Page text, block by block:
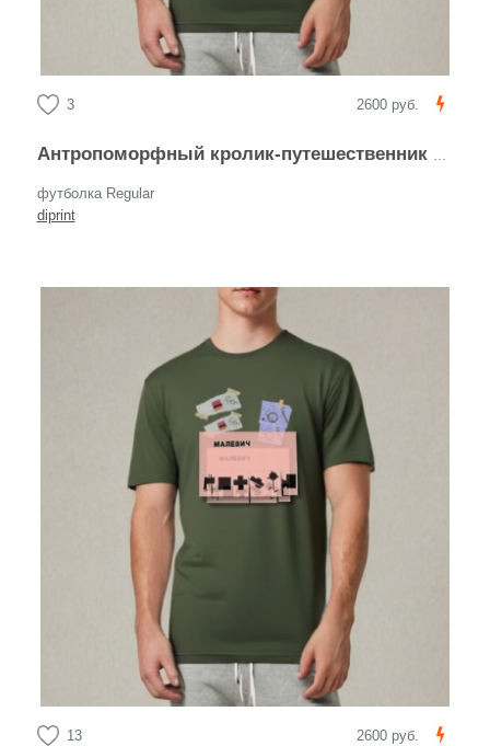
3 2600 руб.
Антропоморфный кролик-путешественник в экипировке
футболка Regular
diprint
13 2600 руб.